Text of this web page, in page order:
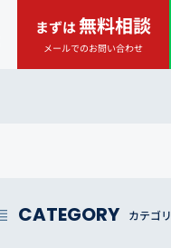
まずは無料相談
メールでのお問い合わせ
CATEGORY カテゴリ